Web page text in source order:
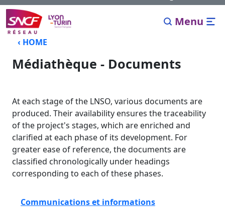
Menu
‹ HOME
Médiathèque - Documents
At each stage of the LNSO, various documents are
produced. Their availability ensures the traceability
of the project's stages, which are enriched and
clarified at each phase of its development. For
greater ease of reference, the documents are
classified chronologically under headings
corresponding to each of these phases.
Communications et informations